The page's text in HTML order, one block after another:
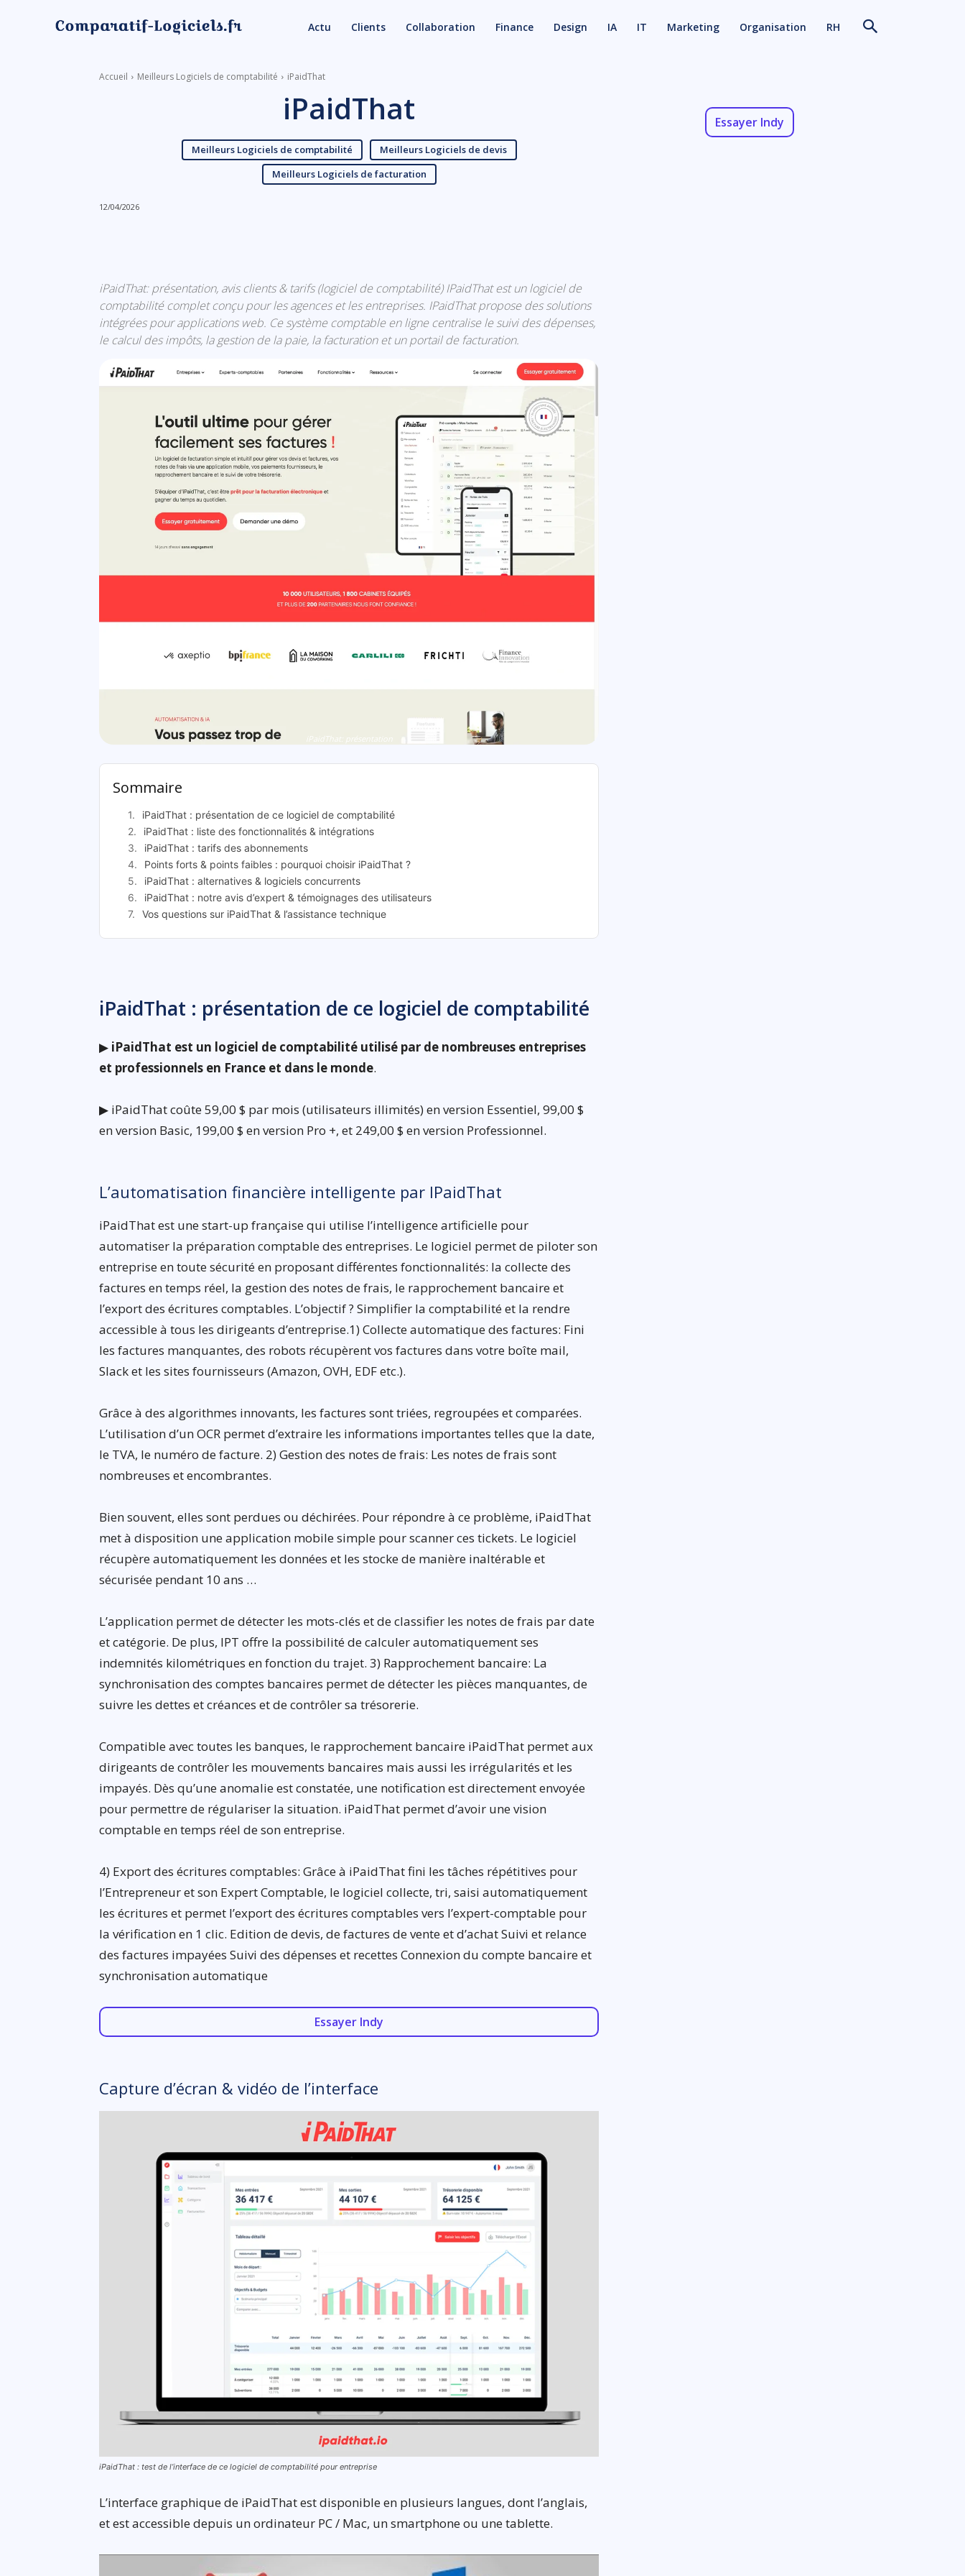
Actu Clients Collaboration Finance Design IA IT Marketing Organisation RH
Accueil Meilleurs Logiciels de comptabilité iPaidThat
iPaidThat
Meilleurs Logiciels de comptabilité
Meilleurs Logiciels de devis
Meilleurs Logiciels de facturation
12/04/2026
iPaidThat: présentation, avis clients & tarifs (logiciel de comptabilité) IPaidThat est un logiciel de
comptabilité complet conçu pour les agences et les entreprises. IPaidThat propose des solutions
intégrées pour applications web. Ce système comptable en ligne centralise le suivi des dépenses,
le calcul des impôts, la gestion de la paie, la facturation et un portail de facturation.
iPaidThat: présentation
Sommaire
iPaidThat : présentation de ce logiciel de comptabilité
iPaidThat : liste des fonctionnalités & intégrations
iPaidThat : tarifs des abonnements
Points forts & points faibles : pourquoi choisir iPaidThat ?
iPaidThat : alternatives & logiciels concurrents
iPaidThat : notre avis d’expert & témoignages des utilisateurs
Vos questions sur iPaidThat & l’assistance technique
iPaidThat : présentation de ce logiciel de comptabilité
▶ iPaidThat est un logiciel de comptabilité utilisé par de nombreuses entreprises
et professionnels en France et dans le monde.
▶ iPaidThat coûte 59,00 $ par mois (utilisateurs illimités) en version Essentiel, 99,00 $
en version Basic, 199,00 $ en version Pro +, et 249,00 $ en version Professionnel.
L’automatisation financière intelligente par IPaidThat
iPaidThat est une start-up française qui utilise l’intelligence artificielle pour
automatiser la préparation comptable des entreprises. Le logiciel permet de piloter son
entreprise en toute sécurité en proposant différentes fonctionnalités: la collecte des
factures en temps réel, la gestion des notes de frais, le rapprochement bancaire et
l’export des écritures comptables. L’objectif ? Simplifier la comptabilité et la rendre
accessible à tous les dirigeants d’entreprise.1) Collecte automatique des factures: Fini
les factures manquantes, des robots récupèrent vos factures dans votre boîte mail,
Slack et les sites fournisseurs (Amazon, OVH, EDF etc.).
Grâce à des algorithmes innovants, les factures sont triées, regroupées et comparées.
L’utilisation d’un OCR permet d’extraire les informations importantes telles que la date,
le TVA, le numéro de facture. 2) Gestion des notes de frais: Les notes de frais sont
nombreuses et encombrantes.
Bien souvent, elles sont perdues ou déchirées. Pour répondre à ce problème, iPaidThat
met à disposition une application mobile simple pour scanner ces tickets. Le logiciel
récupère automatiquement les données et les stocke de manière inaltérable et
sécurisée pendant 10 ans …
L’application permet de détecter les mots-clés et de classifier les notes de frais par date
et catégorie. De plus, IPT offre la possibilité de calculer automatiquement ses
indemnités kilométriques en fonction du trajet. 3) Rapprochement bancaire: La
synchronisation des comptes bancaires permet de détecter les pièces manquantes, de
suivre les dettes et créances et de contrôler sa trésorerie.
Compatible avec toutes les banques, le rapprochement bancaire iPaidThat permet aux
dirigeants de contrôler les mouvements bancaires mais aussi les irrégularités et les
impayés. Dès qu’une anomalie est constatée, une notification est directement envoyée
pour permettre de régulariser la situation. iPaidThat permet d’avoir une vision
comptable en temps réel de son entreprise.
4) Export des écritures comptables: Grâce à iPaidThat fini les tâches répétitives pour
l’Entrepreneur et son Expert Comptable, le logiciel collecte, tri, saisi automatiquement
les écritures et permet l’export des écritures comptables vers l’expert-comptable pour
la vérification en 1 clic. Edition de devis, de factures de vente et d’achat Suivi et relance
des factures impayées Suivi des dépenses et recettes Connexion du compte bancaire et
synchronisation automatique
Essayer Indy
Capture d’écran & vidéo de l’interface
iPaidThat : test de l’interface de ce logiciel de comptabilité pour entreprise
L’interface graphique de iPaidThat est disponible en plusieurs langues, dont l’anglais,
et est accessible depuis un ordinateur PC / Mac, un smartphone ou une tablette.
Essayer Indy